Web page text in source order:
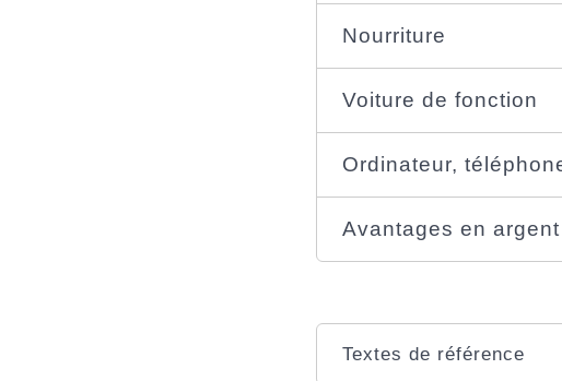
Nourriture
Voiture de fonction
Ordinateur,
Avantages en argent
Textes de référence